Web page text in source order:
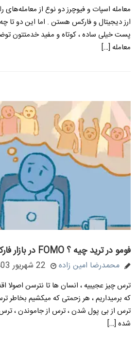
معامله اسپات و فیوچرز دو نوع از معامله‌های
ارز دیجیتال و فارکس هستن . اما این دو تا
پست خیلی ساده ، کوتاه و مفید خدمتتون
معامله […]
فومو در ترید چیه ؟ FOMO در بازار فارکس و کریپتو
محمدرضا امین زاده 22 شهریور 1403
ترس چیز عجیبیه ، انسان ها تا نترسن اصولا
که برمیداریم ، هر زحمتی که میکشیم
ترس از بی پول شدن ، ترس از جاموندن ،
شده […]